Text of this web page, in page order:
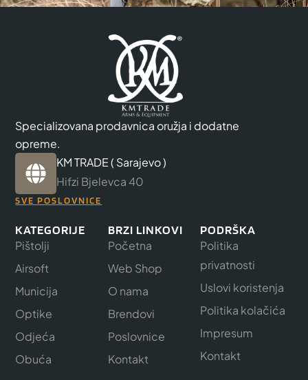
Specializovana prodavnica oružja i dodatne
opreme.
KM TRADE ( Sarajevo )
Hifzi Bjelevca 40
SVE POSLOVNICE
KATEGORIJE
Pištolji
Airsoft
Municija
Optike
Odjeća
Obuća
BRZI LINKOVI
Početna
Web Shop
O nama
Brendovi
Poslovnice
Kontakt
PODRŠKA
Politika
privatnosti
Uslovi koristenja
Politika kolačića
Impresum
Kontakt